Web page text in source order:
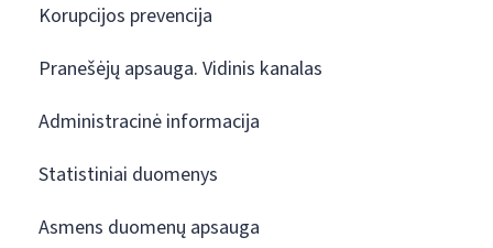
Korupcijos prevencija
Pranešėjų apsauga. Vidinis kanalas
Administracinė informacija
Statistiniai duomenys
Asmens duomenų apsauga